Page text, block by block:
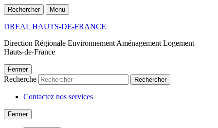
Rechercher Menu
DREAL HAUTS-DE-FRANCE
Direction Régionale Environnement Aménagement Logement
Hauts-de-France
Fermer
Recherche Rechercher
Contactez nos services
Fermer